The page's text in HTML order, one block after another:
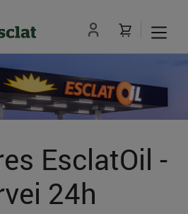
EsclatOil -
24h